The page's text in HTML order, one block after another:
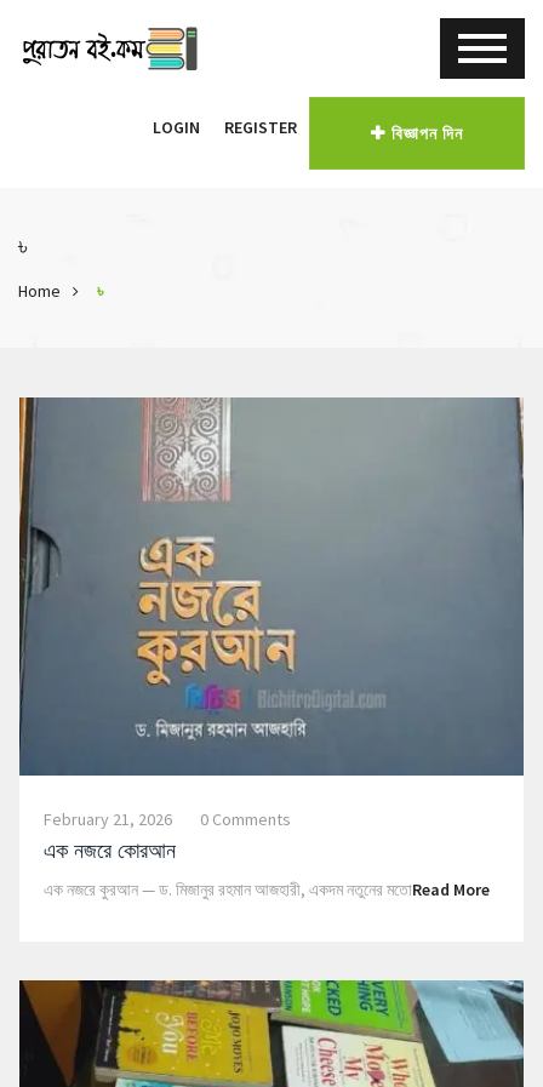
LOGIN REGISTER বিজ্ঞাপন দিন
৳
Home ৳
February 21, 2026 0 Comments
এক নজরে কোরআন
এক নজরে কুরআন — ড. মিজানুর রহমান আজহারী, একদম নতুনের মতোRead More